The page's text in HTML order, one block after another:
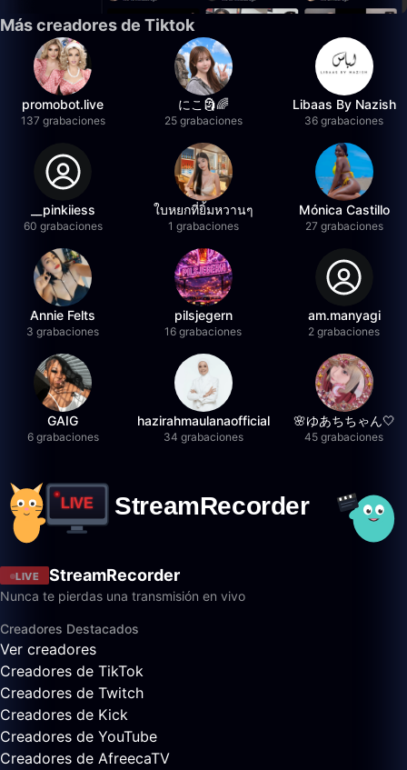
Más creadores de Tiktok
promobot.live
137 grabaciones
にこ🗿🌈
25 grabaciones
Libaas By Nazish
36 grabaciones
__pinkiiess
60 grabaciones
ใบหยกที่ยิ้มหวานๆ
1 grabaciones
Mónica Castillo
27 grabaciones
Annie Felts
3 grabaciones
pilsjegern
16 grabaciones
am.manyagi
2 grabaciones
GAIG
6 grabaciones
hazirahmaulanaofficial
34 grabaciones
🌸ゆあちちゃん🤍
45 grabaciones
LIVE StreamRecorder
Nunca te pierdas una transmisión en vivo
Creadores Destacados
Ver creadores
Creadores de TikTok
Creadores de Twitch
Creadores de Kick
Creadores de YouTube
Creadores de AfreecaTV